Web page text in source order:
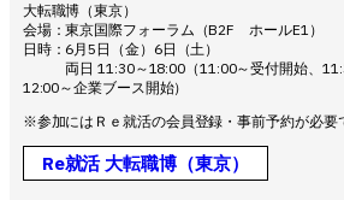
大転職博（東京）
会場：東京国際フォーラム（B2F ホールE1）
日時：6月5日（金）6日（土）
両日 11:30～18:00（11:00～受付開始、
12:00～企業ブース開始）
※参加にはＲｅ就活の会員登録・事前予約が必要
Re就活 大転職博（東京）